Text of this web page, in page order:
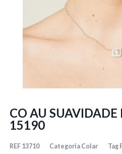
CO AU SUAVIDADE
15190
REF 13710 Categoria Colar Tag